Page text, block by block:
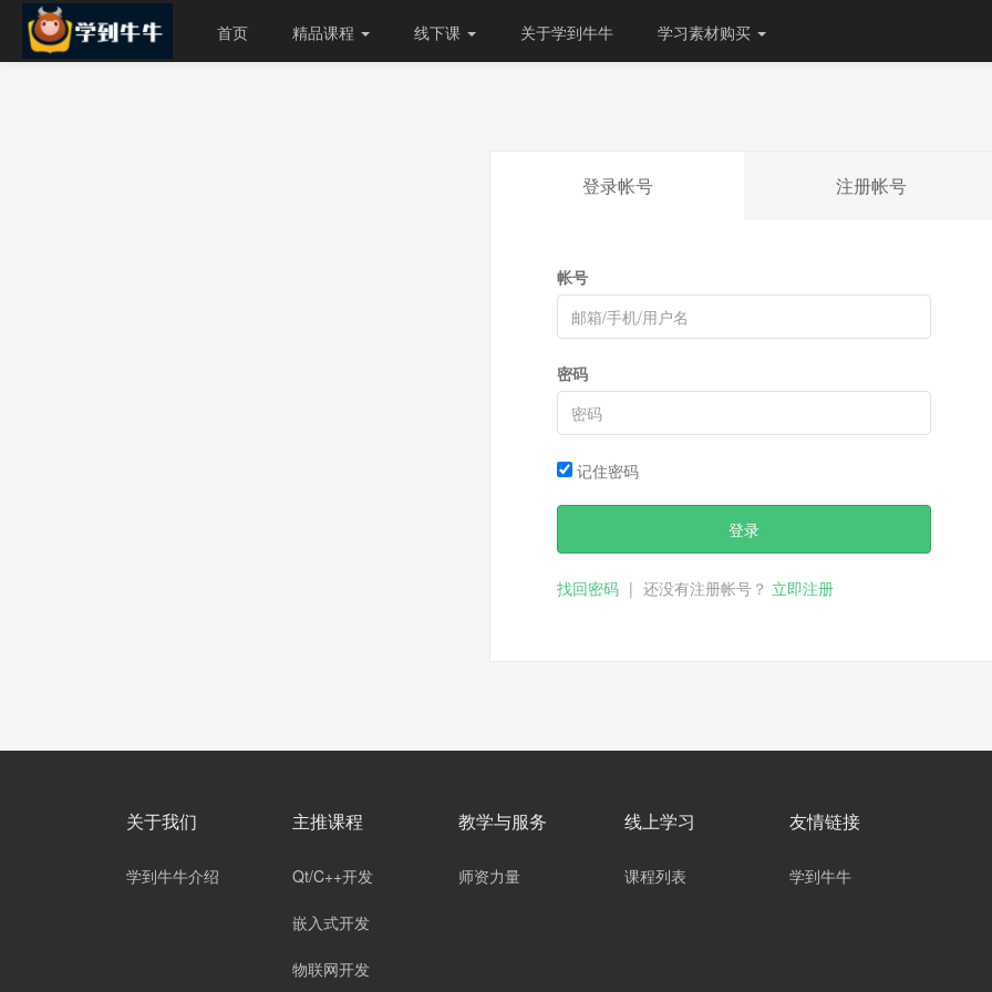
首页 精品课程 线下课 关于学到牛牛 学习素材购买
登录帐号 注册帐号
帐号
密码
记住密码
登录
找回密码 | 还没有注册帐号？ 立即注册
关于我们
学到牛牛介绍
主推课程
Qt/C++开发
嵌入式开发
物联网开发
教学与服务
师资力量
线上学习
课程列表
友情链接
学到牛牛